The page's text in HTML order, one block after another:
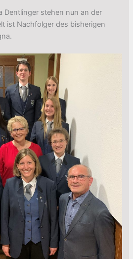
Dentlinger stehen nun an der
ist Nachfolger des bisherigen